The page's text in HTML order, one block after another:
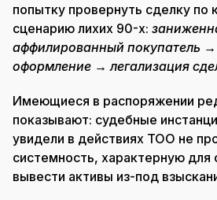
попытку провернуть сделку по
сценарию лихих 90-х:
аффилированный покупатель →
оформление → легализация
Имеющиеся в распоряжении
показывают: судебные
увидели в действиях ТОО не
системность, характерную для
вывести активы из-под